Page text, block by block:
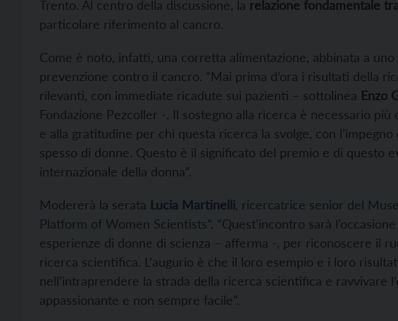
Trento. Al centro della discussione, la relazione fondamentale
particolare riferimento al cancro.
Come è noto, infatti, una corretta alimentazione, abbinata a uno
prevenzione contro il cancro. “Mai prima d’ora i risultati della
rilevanti, con immediate ricadute sui pazienti – sottolinea Enzo
Fondazione Pezcoller -. Il sostegno alla ricerca è necessario
e alla gratitudine per chi questa ricerca la svolge, con
spesso di donne. Questo è il significato del premio e di questo
internazionale della donna”.
Modererà la serata Lucia Martinelli, ricercatrice senior del
Platform of Women Scientists”. “Quest’incontro sarà
esperienze di donne di scienza – afferma -, per riconoscere il
ricerca scientifica. L’augurio è che il loro esempio e i loro
nell’intraprendere la strada della ricerca scientifica e ravvivare
appassionante e non sempre facile”.